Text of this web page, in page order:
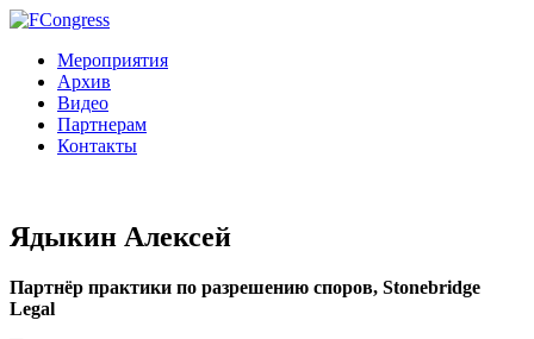
Мероприятия
Архив
Видео
Партнерам
Контакты
Ядыкин Алексей
Партнёр практики по разрешению споров, Stonebridge
Legal